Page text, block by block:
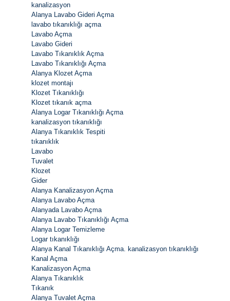
kanalizasyon
Alanya Lavabo Gideri Açma
lavabo tıkanıklığı açma
Lavabo Açma
Lavabo Gideri
Lavabo Tıkanıklık Açma
Lavabo Tıkanıklığı Açma
Alanya Klozet Açma
klozet montajı
Klozet Tıkanıklığı
Klozet tıkanık açma
Alanya Logar Tıkanıklığı Açma
kanalizasyon tıkanıklığı
Alanya Tıkanıklık Tespiti
tıkanıklık
Lavabo
Tuvalet
Klozet
Gider
Alanya Kanalizasyon Açma
Alanya Lavabo Açma
Alanyada Lavabo Açma
Alanya Lavabo Tıkanıklığı Açma
Alanya Logar Temizleme
Logar tıkanıklığı
Alanya Kanal Tıkanıklığı Açma. kanalizasyon tıkanıklığı
Kanal Açma
Kanalizasyon Açma
Alanya Tıkanıklık
Tıkanık
Alanya Tuvalet Açma